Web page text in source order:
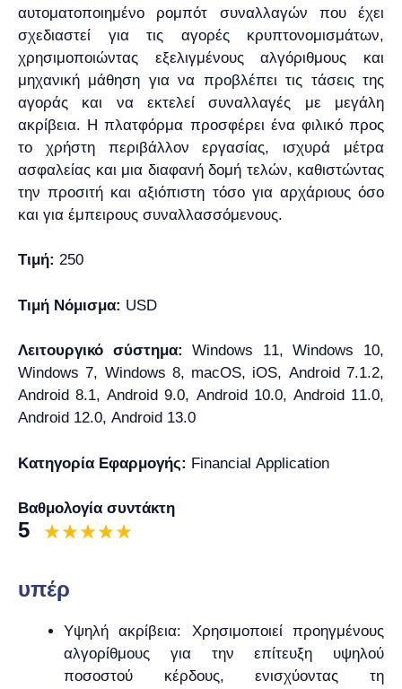
αυτοματοποιημένο ρομπότ συναλλαγών που έχει
σχεδιαστεί για τις αγορές κρυπτονομισμάτων,
χρησιμοποιώντας εξελιγμένους αλγόριθμους και
μηχανική μάθηση για να προβλέπει τις τάσεις της
αγοράς και να εκτελεί συναλλαγές με μεγάλη
ακρίβεια. Η πλατφόρμα προσφέρει ένα φιλικό προς
το χρήστη περιβάλλον εργασίας, ισχυρά μέτρα
ασφαλείας και μια διαφανή δομή τελών, καθιστώντας
την προσιτή και αξιόπιστη τόσο για αρχάριους όσο
και για έμπειρους συναλλασσόμενους.
Τιμή: 250
Τιμή Νόμισμα: USD
Λειτουργικό σύστημα: Windows 11, Windows 10,
Windows 7, Windows 8, macOS, iOS, Android 7.1.2,
Android 8.1, Android 9.0, Android 10.0, Android 11.0,
Android 12.0, Android 13.0
Κατηγορία Εφαρμογής: Financial Application
Βαθμολογία συντάκτη
5
υπέρ
Υψηλή ακρίβεια: Χρησιμοποιεί προηγμένους
αλγορίθμους για την επίτευξη υψηλού
ποσοστού κέρδους, ενισχύοντας τη